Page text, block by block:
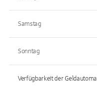
Samstag
Sonntag
Verfügbarkeit der